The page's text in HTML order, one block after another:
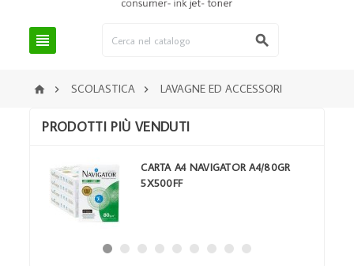
 
  SCOLASTICA  LAVAGNE ED ACCESSORI
PRODOTTI PIÙ VENDUTI
CARTA A4 NAVIGATOR A4/80GR
5X500FF